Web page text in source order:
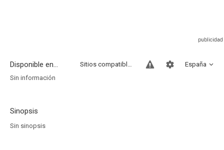
Disponible en... España
Sitios compatibles
Sin información
Sinopsis
Sin sinopsis